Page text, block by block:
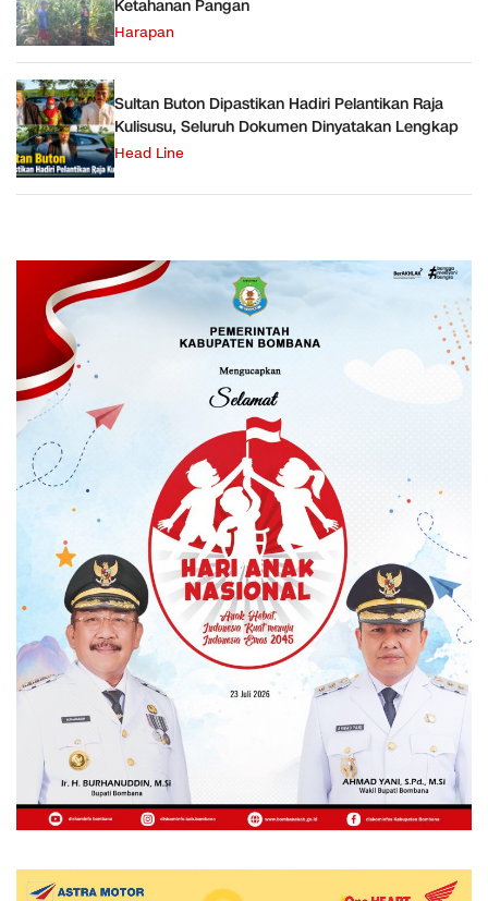
Ketahanan Pangan
Harapan
Sultan Buton Dipastikan Hadiri Pelantikan Raja
Kulisusu, Seluruh Dokumen Dinyatakan Lengkap
Head Line